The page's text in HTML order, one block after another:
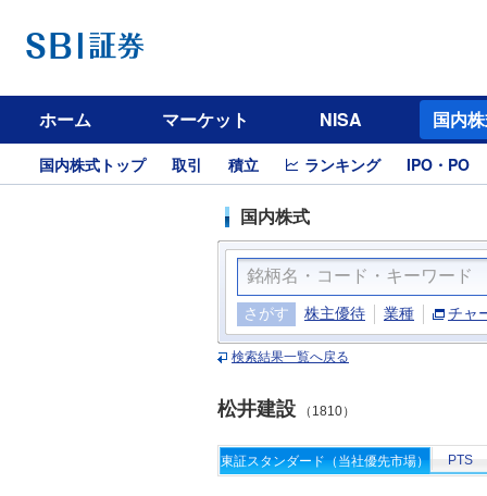
ホーム マーケット NISA 国内
国内株式トップ 取引 積立 ランキング IPO・PO
国内株式
さがす 株主優待 業種 チャ
検索結果一覧へ戻る
松井建設 （1810）
東証スタンダード（当社優先市場） PTS